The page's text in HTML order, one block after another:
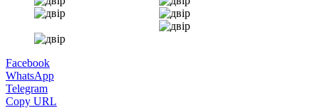
Facebook
WhatsApp
Telegram
Copy URL